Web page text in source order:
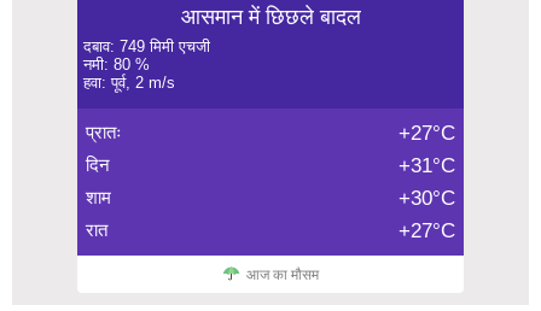
आसमान में छिछले बादल
दबाव: 749 मिमी एचजी
नमी: 80 %
हवा: पूर्व, 2 m/s
प्रातः +27°C
दिन +31°C
शाम +30°C
रात +27°C
आज का मौसम